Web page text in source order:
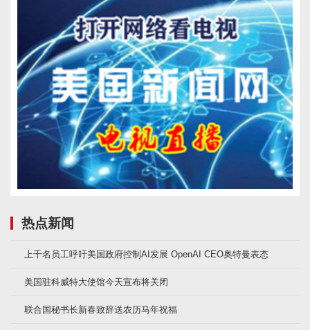
热点新闻
上千名员工呼吁美国政府控制AI发展 OpenAI CEO奥特曼表态
美国驻科威特大使馆今天宣布将关闭
联合国秘书长新春致辞送农历马年祝福